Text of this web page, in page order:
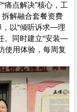
痛点解决”核心，工
解融合套餐资费
，以“倾听诉求—理
。同时建立“安装—
使用体验，每周复